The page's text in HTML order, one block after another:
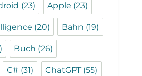
(23) Apple (23)
(20) Bahn (19)
Buch (26)
C# (31) ChatGPT(55)